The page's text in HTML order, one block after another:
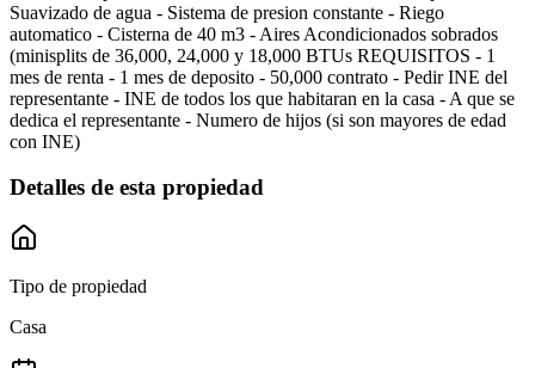
Suavizado de agua - Sistema de presion constante - Riego
automatico - Cisterna de 40 m3 - Aires Acondicionados sobrados
(minisplits de 36,000, 24,000 y 18,000 BTUs REQUISITOS - 1
mes de renta - 1 mes de deposito - 50,000 contrato - Pedir INE del
representante - INE de todos los que habitaran en la casa - A que se
dedica el representante - Numero de hijos (si son mayores de edad
con INE)
Detalles de esta propiedad
Tipo de propiedad
Casa